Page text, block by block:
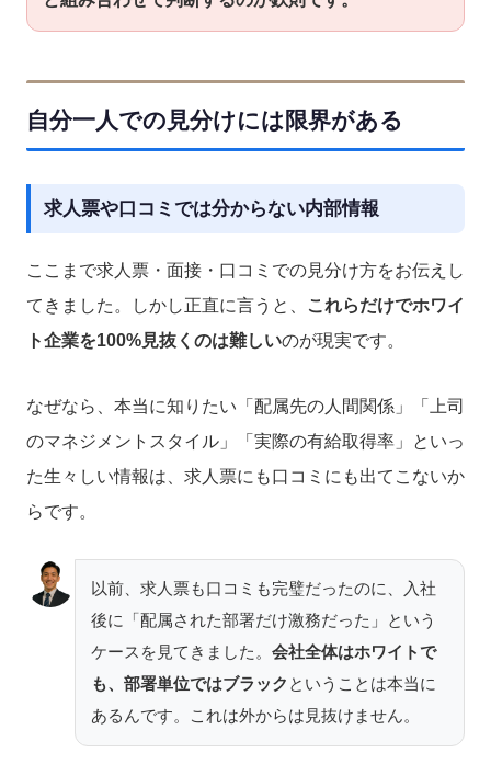
自分一人での見分けには限界がある
求人票や口コミでは分からない内部情報
ここまで求人票・面接・口コミでの見分け方をお伝えし
てきました。しかし正直に言うと、
これらだけでホワイ
ト企業を100%見抜くのは難しいのが現実です。
なぜなら、本当に知りたい「配属先の人間関係」「上司
のマネジメントスタイル」「実際の有給取得率」といっ
た生々しい情報は、求人票にも口コミにも出てこないか
らです。
以前、求人票も口コミも完璧だったのに、入社
後に「配属された部署だけ激務だった」という
ケースを見てきました。 会社全体はホワイトで
も、部署単位ではブラック ということは本当に
あるんです。これは外からは見抜けません。